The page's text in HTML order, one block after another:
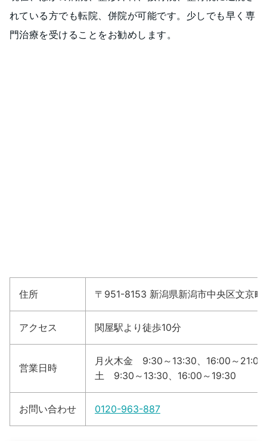
れている方でも転院、併院が可能です。少しでも早く専
門治療を受けることをお勧めします。
住所 〒951-8153 新潟県新潟市中央区文京
アクセス 関屋駅より徒歩10分
営業日時
月火木金 9:30～13:30、16:00～21:00
土 9:30～13:30、16:00～19:30
お問い合わせ 0120-963-887